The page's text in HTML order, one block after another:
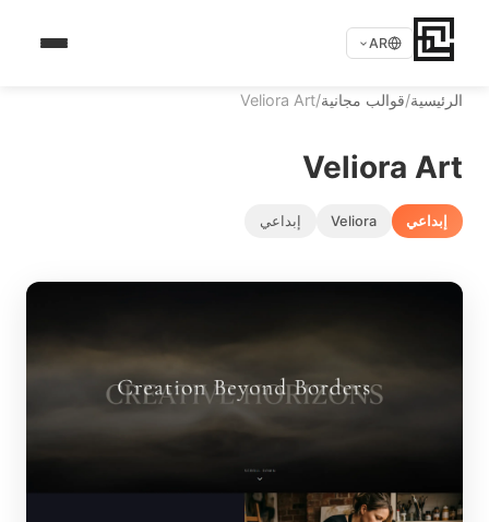
AR
الرئيسية/قوالب مجانية/
Veliora Art
Veliora Art
إبداعي Veliora إبداعي